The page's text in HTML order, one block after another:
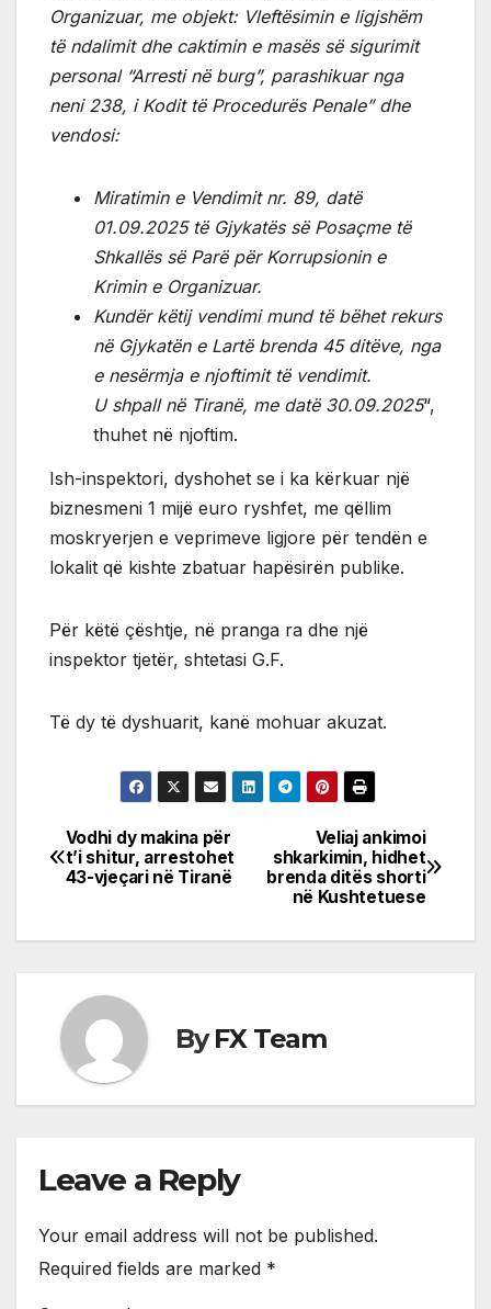
Organizuar, me objekt: Vleftësimin e ligjshëm
të ndalimit dhe caktimin e masës së sigurimit
personal “Arresti në burg”, parashikuar nga
neni 238, i Kodit të Procedurës Penale” dhe
vendosi:
Miratimin e Vendimit nr. 89, datë
01.09.2025 të Gjykatës së Posaçme të
Shkallës së Parë për Korrupsionin e
Krimin e Organizuar.
Kundër këtij vendimi mund të bëhet rekurs
në Gjykatën e Lartë brenda 45 ditëve, nga
e nesërmja e njoftimit të vendimit.
U shpall në Tiranë, me datë 30.09.2025“,
thuhet në njoftim.
Ish-inspektori, dyshohet se i ka kërkuar një
biznesmeni 1 mijë euro ryshfet, me qëllim
moskryerjen e veprimeve ligjore për tendën e
lokalit që kishte zbatuar hapësirën publike.
Për këtë çështje, në pranga ra dhe një
inspektor tjetër, shtetasi G.F.
Të dy të dyshuarit, kanë mohuar akuzat.
Post
navigation
Veliaj ankimoi
shkarkimin, hidhet
brenda ditës shorti
në Kushtetuese
Vodhi dy makina për
t’i shitur, arrestohet
43-vjeçari në Tiranë
ByFX Team
Leave a Reply
Your email address will not be published.
Required fields are marked *